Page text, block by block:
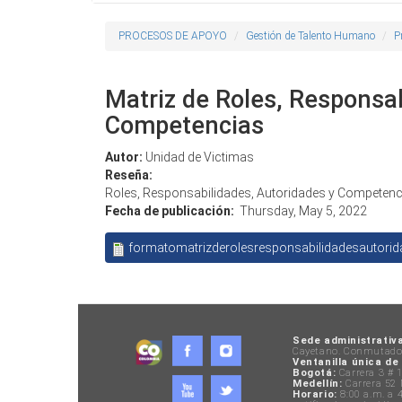
PROCESOS DE APOYO Gestión de Talento Humano
Matriz de Roles,
Competencias
Autor: Unidad de Victimas
Reseña:
Roles, Responsabilidades, Autoridades y
Fecha de publicación: Thursday, May 5, 2022
Sede
Cayetano.
Ventanilla única de
Bogotá: Carrera 3 #
Medellín: Carrera 52
Horario: 8:00 a.m. a